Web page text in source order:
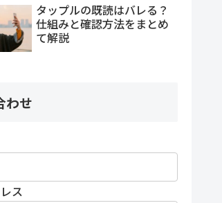
タップルの既読はバレる？
仕組みと確認方法をまとめ
て解説
わせ
ス